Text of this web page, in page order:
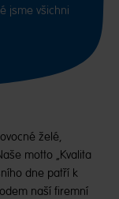
jsme všichni
želé,
motto „Kvalita
dne patří k
naší firemní